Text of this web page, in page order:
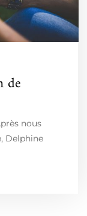
de
nous
Delphine